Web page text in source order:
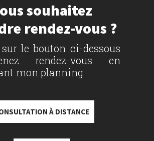
souhaitez
rendez-vous ?
le bouton ci-dessous
rendez-vous en
mon planning
À DISTANCE